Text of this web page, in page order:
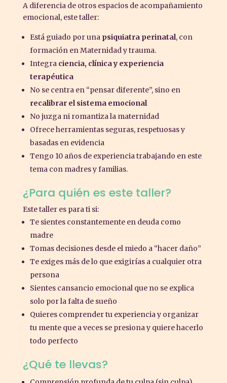
A diferencia de otros espacios de acompañamiento
emocional, este taller:
Está guiado por una psiquiatra perinatal, con
formación en Maternidad y trauma.
Integra ciencia, clínica y experiencia
terapéutica
No se centra en “pensar diferente”, sino en
recalibrar el sistema emocional
No juzga ni romantiza la maternidad
Ofrece herramientas seguras, respetuosas y
basadas en evidencia
Tengo 10 años de experiencia trabajando en este
tema con madres y familias.
¿Para quién es este taller?
Este taller es para ti si:
Te sientes constantemente en deuda como
madre
Tomas decisiones desde el miedo a “hacer daño”
Te exiges más de lo que exigirías a cualquier otra
persona
Sientes cansancio emocional que no se explica
solo por la falta de sueño
Quieres comprender tu experiencia y organizar
tu mente que a veces se presiona y quiere hacerlo
todo perfecto
¿Qué te llevas?